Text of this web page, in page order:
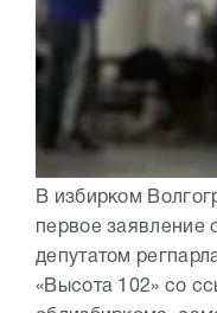
В избирком
первое заявление
депутатом
«Высота 102» со